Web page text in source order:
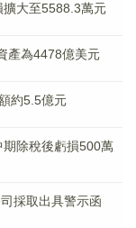
大至5588.3萬元
產為4478億美元
約5.5億元
期除稅後虧損500萬
採取出具警示函